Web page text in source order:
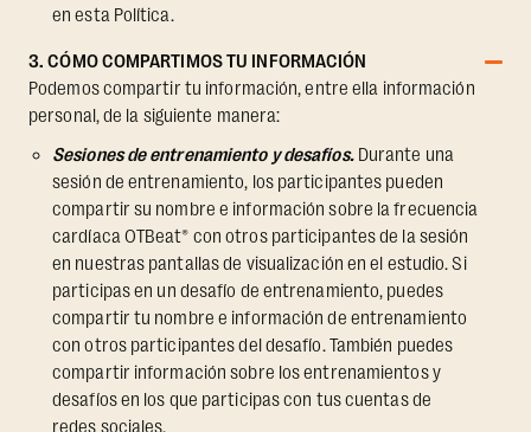
en esta Política.
3. CÓMO COMPARTIMOS TU INFORMACIÓN
Podemos compartir tu información, entre ella información
personal, de la siguiente manera:
Sesiones de entrenamiento y desafíos. Durante una
sesión de entrenamiento, los participantes pueden
compartir su nombre e información sobre la frecuencia
cardíaca OTBeat® con otros participantes de la sesión
en nuestras pantallas de visualización en el estudio. Si
participas en un desafío de entrenamiento, puedes
compartir tu nombre e información de entrenamiento
con otros participantes del desafío. También puedes
compartir información sobre los entrenamientos y
desafíos en los que participas con tus cuentas de
redes sociales.